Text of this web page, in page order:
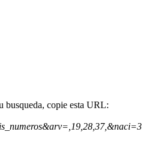
busqueda, copie esta URL: